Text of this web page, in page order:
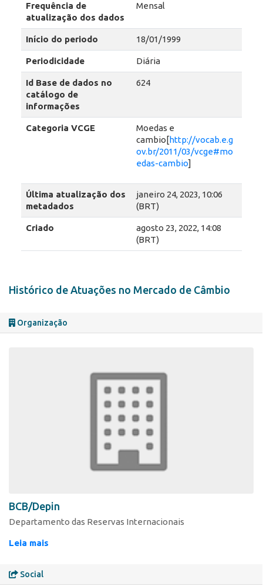
Histórico de Atuações no Mercado de Câmbio
Organização
BCB/Depin
Departamento das Reservas Internacionais
Leia mais
Social
Frequência de
atualização dos dados
Mensal
Início do periodo 18/01/1999
Periodicidade Diária
Id Base de dados no
catálogo de
informações
624
Categoria VCGE
Moedas e
cambio[http://vocab.e.g
ov.br/2011/03/vcge#mo
edas-cambio]
Última atualização dos
metadados
janeiro 24, 2023, 10:06
(BRT)
Criado
agosto 23, 2022, 14:08
(BRT)